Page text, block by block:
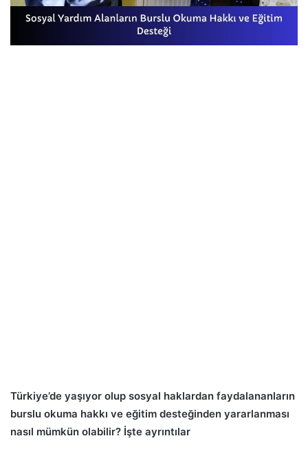
Türkiye’de yaşıyor olup sosyal haklardan faydalananların
burslu okuma hakkı ve eğitim desteğinden yararlanması
nasıl mümkün olabilir? İşte ayrıntılar